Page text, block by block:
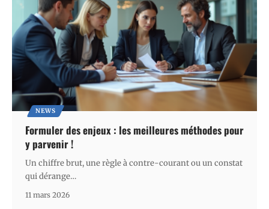
NEWS
Formuler des enjeux : les meilleures méthodes pour
y parvenir !
Un chiffre brut, une règle à contre-courant ou un constat
qui dérange…
11 mars 2026